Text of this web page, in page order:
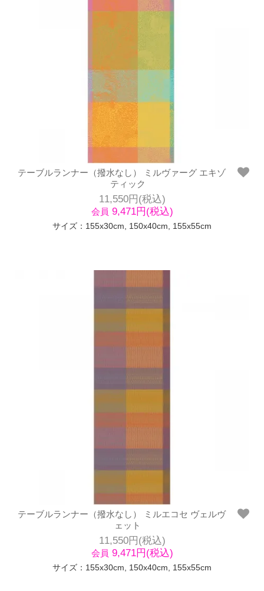
テーブルランナー（撥水なし） ミルヴァーグ エキゾ
ティック
11,550円(税込)
会員 9,471円(税込)
サイズ：155x30cm, 150x40cm, 155x55cm
テーブルランナー（撥水なし） ミルエコセ ヴェルヴ
ェット
11,550円(税込)
会員 9,471円(税込)
サイズ：155x30cm, 150x40cm, 155x55cm